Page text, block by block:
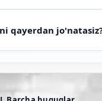
kelmasa —
qayerdan